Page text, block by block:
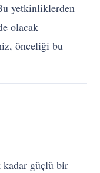
yetkinliklerden
olacak
önceliği bu
kadar güçlü bir